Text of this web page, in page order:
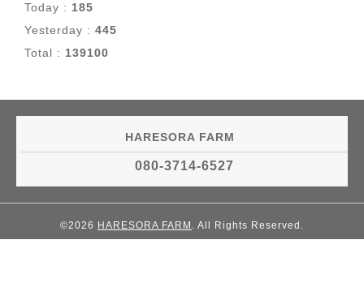
Today : 185
Yesterday : 445
Total : 139100
HARESORA FARM
080-3714-6527
©2026 HARESORA FARM . All Rights Reserved.